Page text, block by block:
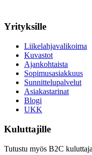
Yrityksille
Liikelahjavalikoima
Kuvastot
Ajankohtaista
Sopimusasiakkuus
Sunnittelupalvelut
Asiakastarinat
Blogi
UKK
Kuluttajille
Tutustu myös B2C